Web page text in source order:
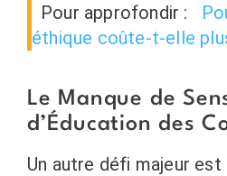
Pour approfondir :
éthique coûte-t-elle
Le Manque de
d’Éducation des
Un autre défi majeur est